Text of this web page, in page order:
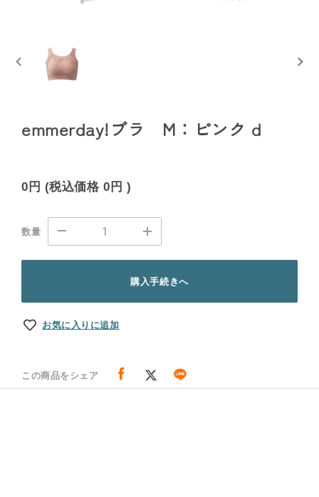
emmerday!ブラ M：ピンク d
0円 (税込価格0円 )
数量
購入手続きへ
お気に入りに追加
この商品をシェア